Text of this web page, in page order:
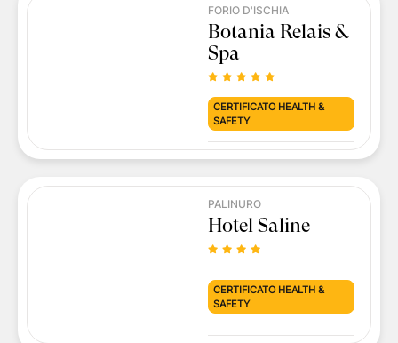
FORIO D'ISCHIA
Botania Relais &
Spa
CERTIFICATO HEALTH &
SAFETY
PALINURO
Hotel Saline
CERTIFICATO HEALTH &
SAFETY